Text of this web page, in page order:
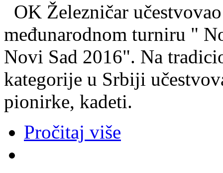
OK Železničar
međunarodnom turniru "
Novi Sad 2016". Na
kategorije u Srbiji
pionirke, kadeti.
Pročitaj više